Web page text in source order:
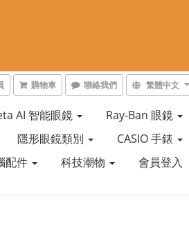
購物車 聯絡我們 繁體中文
AI 智能眼鏡
Ray-Ban 眼鏡
隱形眼鏡類別
CASIO 手錶
配件 科技潮物 會員登入